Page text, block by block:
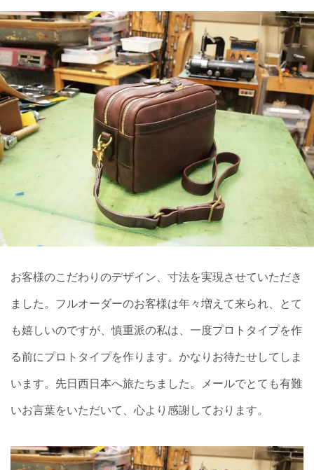
お客様のこだわりのデザイン、寸法を実現させていただき
ました。フルオーダーのお客様は年々増えて来られ、とて
も嬉しいのですが、慎重派の私は、一度プロトタイプを作
る前にプロトタイプを作ります。かなりお待たせしてしま
います。先日西日本へ旅たちました。メールでとても有難
いお言葉をいただいて、心より感謝しております。